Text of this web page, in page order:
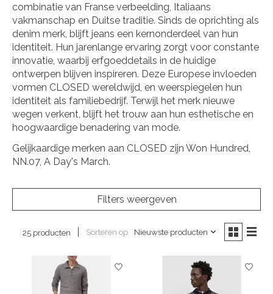
combinatie van Franse verbeelding, Italiaans
vakmanschap en Duitse traditie. Sinds de oprichting als
denim merk, blijft jeans een kernonderdeel van hun
identiteit. Hun jarenlange ervaring zorgt voor constante
innovatie, waarbij erfgoeddetails in de huidige
ontwerpen blijven inspireren. Deze Europese invloeden
vormen CLOSED wereldwijd, en weerspiegelen hun
identiteit als familiebedrijf. Terwijl het merk nieuwe
wegen verkent, blijft het trouw aan hun esthetische en
hoogwaardige benadering van mode.
Gelijkaardige merken aan CLOSED zijn Won Hundred,
NN.07, A Day's March.
Filters weergeven
25 producten Sorteren op Nieuwste producten